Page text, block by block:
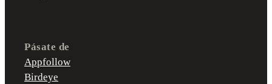
Pásate de
Appfollow
Birdeye